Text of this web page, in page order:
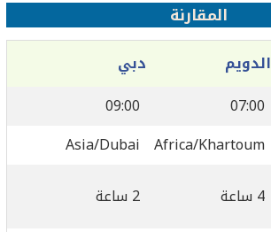
المقارنة
الدويم
دبي
07:00
09:00
Africa/Khartoum
Asia/Dubai
4 ساعة
2 ساعة